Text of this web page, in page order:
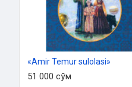
Birinchi kitob
CHORSU MAYDONI
Birinchi qism
Ikkinchi bob. Tun saltanati
«Amir Temur sulolasi»
51 000 сўм